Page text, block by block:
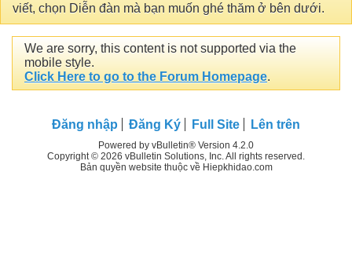
viết, chọn Diễn đàn mà bạn muốn ghé thăm ở bên dưới.
We are sorry, this content is not supported via the
mobile style.
Click Here to go to the Forum Homepage.
Đăng nhập Đăng Ký Full Site Lên trên
Powered by vBulletin® Version 4.2.0
Copyright © 2026 vBulletin Solutions, Inc. All rights reserved.
Bản quyền website thuộc về Hiepkhidao.com